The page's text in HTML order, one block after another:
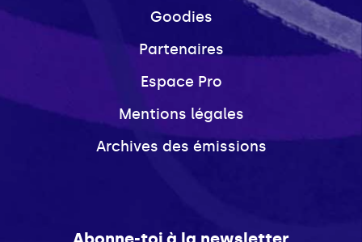
Goodies
Partenaires
Espace Pro
Mentions légales
Archives des émissions